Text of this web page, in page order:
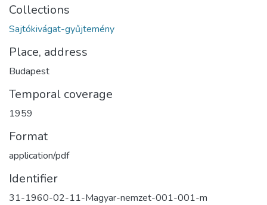
Collections
Sajtókivágat-gyűjtemény
Place, address
Budapest
Temporal coverage
1959
Format
application/pdf
Identifier
31-1960-02-11-Magyar-nemzet-001-001-m